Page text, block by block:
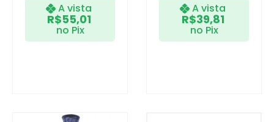
A vista
R$55,01
no Pix
A vista
R$39,81
no Pix